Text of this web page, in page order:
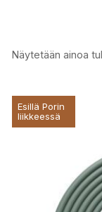
Näytetään ainoa
Esillä Porin
liikkeessä